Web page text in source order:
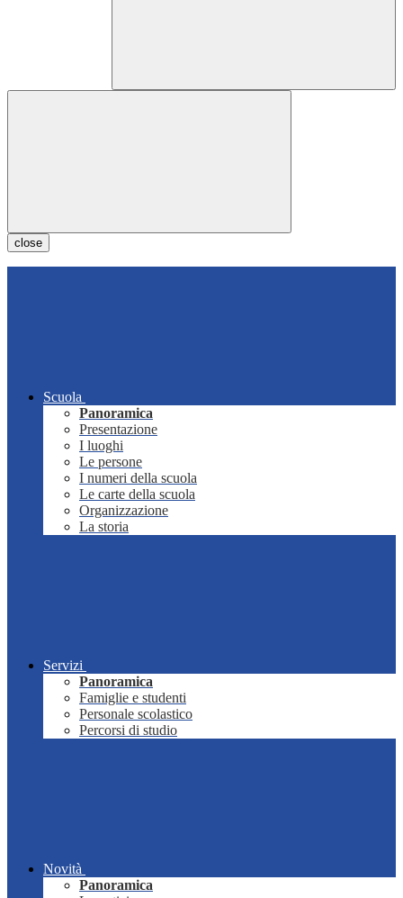
close
Scuola
Panoramica
Presentazione
I luoghi
Le persone
I numeri della scuola
Le carte della scuola
Organizzazione
La storia
Servizi
Panoramica
Famiglie e studenti
Personale scolastico
Percorsi di studio
Novità
Panoramica